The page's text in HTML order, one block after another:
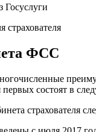
Госуслуги
ФСС
первых состоят в
страхователя